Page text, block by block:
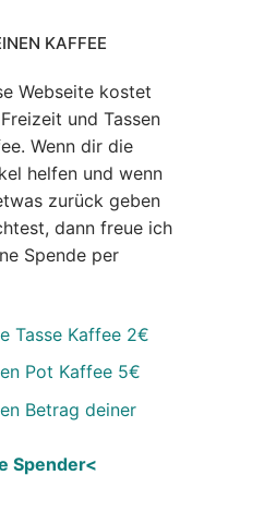
KAFFEE
Webseite kostet
und Tassen
Wenn dir die
helfen und wenn
zurück geben
dann freue ich
Spende per
Tasse Kaffee 2€
Pot Kaffee 5€
Betrag deiner
Spender<